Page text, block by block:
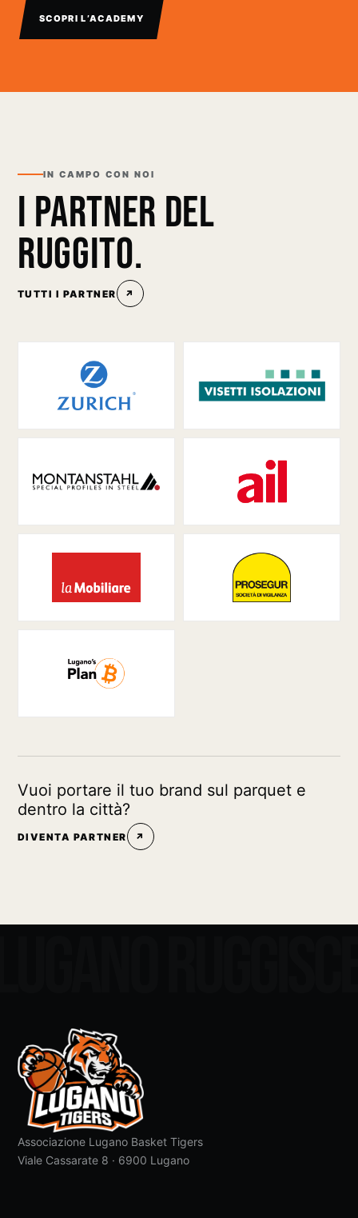
SCOPRI L’ACADEMY
IN CAMPO CON NOI
I PARTNER DEL
RUGGITO.
TUTTI I PARTNER ↗
Vuoi portare il tuo brand sul parquet e
dentro la città?
DIVENTA PARTNER ↗
Associazione Lugano Basket Tigers
Viale Cassarate 8 · 6900 Lugano